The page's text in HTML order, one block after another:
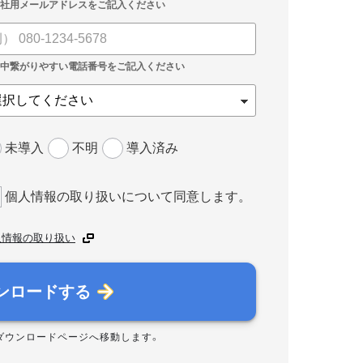
未導入 不明 導入済み
個人情報の取り扱いについて同意します。
報の取り扱い
ロードする
ウンロードページへ移動します。